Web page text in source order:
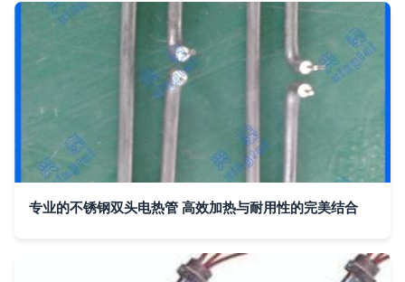
专业的不锈钢双头电热管 高效加热与耐用性的完美结合